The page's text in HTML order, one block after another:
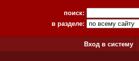
поиск:
в разделе:
Вход в систему